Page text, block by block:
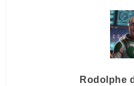
Rodolphe